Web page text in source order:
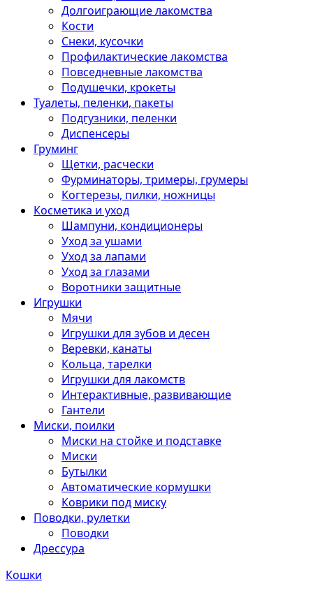
Долгоиграющие лакомства
Кости
Снеки, кусочки
Профилактические лакомства
Повседневные лакомства
Подушечки, крокеты
Туалеты, пеленки, пакеты
Подгузники, пеленки
Диспенсеры
Груминг
Щетки, расчески
Фурминаторы, тримеры, грумеры
Когтерезы, пилки, ножницы
Косметика и уход
Шампуни, кондиционеры
Уход за ушами
Уход за лапами
Уход за глазами
Воротники защитные
Игрушки
Мячи
Игрушки для зубов и десен
Веревки, канаты
Кольца, тарелки
Игрушки для лакомств
Интерактивные, развивающие
Гантели
Миски, поилки
Миски на стойке и подставке
Миски
Бутылки
Автоматические кормушки
Коврики под миску
Поводки, рулетки
Поводки
Дрессура
Кошки